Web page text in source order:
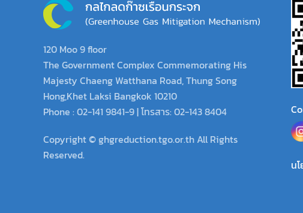
120 Moo 9 floor
The Government Complex Commemorating His
Majesty Chaeng Watthana Road, Thung Song
Hong,Khet Laksi Bangkok 10210
Phone : 02-141 9841-9 | โทรสาร: 02-143 8404
Copyright © ghgreduction.tgo.or.th All Rights
Reserved.
น